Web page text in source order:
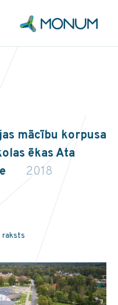
mācību korpusa
ēkas Ata
2018
raksts